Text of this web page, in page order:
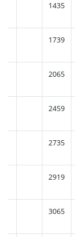
1435
1739
2065
2459
2735
2919
3065